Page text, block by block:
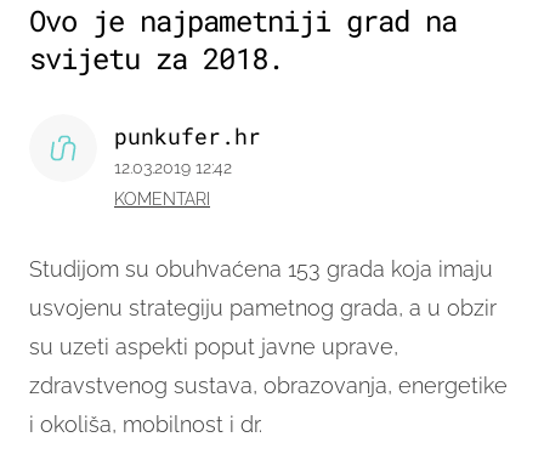
Ovo je najpametniji grad na
svijetu za 2018.
Studijom su obuhvaćena 153 grada koja imaju
usvojenu strategiju pametnog grada, a u obzir
su uzeti aspekti poput javne uprave,
zdravstvenog sustava, obrazovanja, energetike
i okoliša, mobilnost i dr.
punkufer.hr
12.03.2019 12:42
KOMENTARI